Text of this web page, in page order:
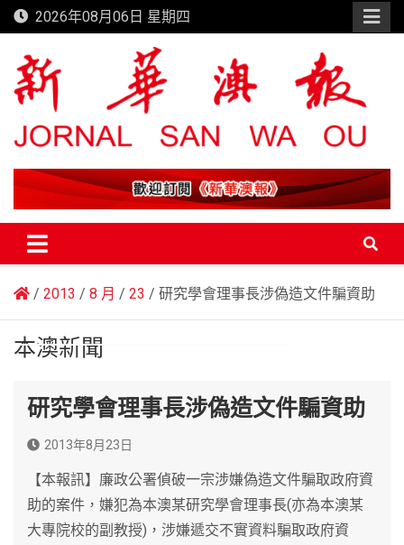
Skip
to
content
2026年08月06日 星期四
新華澳報
2013 8 月 23 研究學會理事長涉偽造文件騙資助
本澳新聞
研究學會理事長涉偽造文件騙資助
2013年8月23日
【本報訊】廉政公署偵破一宗涉嫌偽造文件騙取政府資
助的案件，嫌犯為本澳某研究學會理事長(亦為本澳某
大專院校的副教授)，涉嫌遞交不實資料騙取政府資